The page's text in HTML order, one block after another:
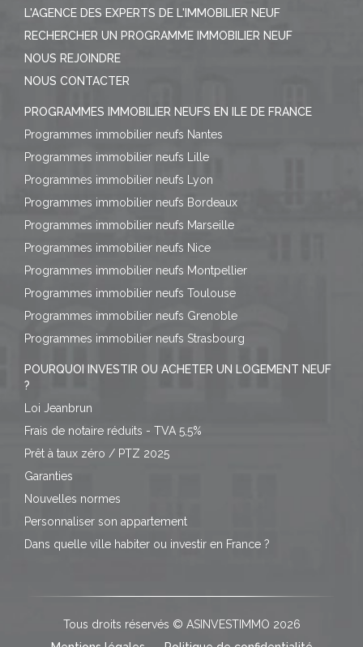
L'AGENCE DES EXPERTS DE L'IMMOBILIER NEUF
RECHERCHER UN PROGRAMME IMMOBILIER NEUF
NOUS REJOINDRE
NOUS CONTACTER
PROGRAMMES IMMOBILIER NEUFS EN ILE DE FRANCE
Programmes immobilier neufs Nantes
Programmes immobilier neufs Lille
Programmes immobilier neufs Lyon
Programmes immobilier neufs Bordeaux
Programmes immobilier neufs Marseille
Programmes immobilier neufs Nice
Programmes immobilier neufs Montpellier
Programmes immobilier neufs Toulouse
Programmes immobilier neufs Grenoble
Programmes immobilier neufs Strasbourg
POURQUOI INVESTIR OU ACHETER UN LOGEMENT NEUF
?
Loi Jeanbrun
Frais de notaire réduits - TVA 5,5%
Prêt à taux zéro / PTZ 2025
Garanties
Nouvelles normes
Personnaliser son appartement
Dans quelle ville habiter ou investir en France ?
Tous droits réservés © ASINVESTIMMO 2026